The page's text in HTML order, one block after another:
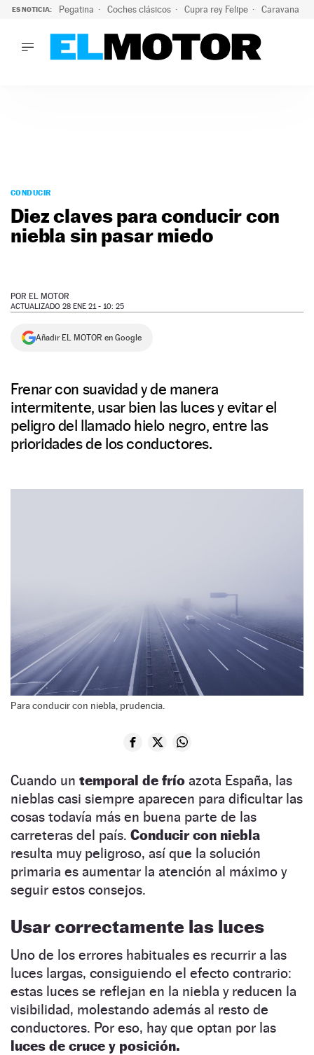
ES NOTICIA: Pegatina Coches clásicos Cupra rey Felipe Caravana
PODCAST
MOTOS
TECNOLOGÍA
SERVICIOS
NEWSLETTER
CONDUCIR
Diez claves para conducir con
niebla sin pasar miedo
POR EL MOTOR
ACTUALIZADO 28 ENE 21 - 10: 25
Añadir EL MOTOR en Google
Frenar con suavidad y de manera
intermitente, usar bien las luces y evitar el
peligro del llamado hielo negro, entre las
prioridades de los conductores.
Para conducir con niebla, prudencia.
Cuando un temporal de frío azota España, las
nieblas casi siempre aparecen para dificultar las
cosas todavía más en buena parte de las
carreteras del país. Conducir con niebla
resulta muy peligroso, así que la solución
primaria es aumentar la atención al máximo y
seguir estos consejos.
Usar correctamente las luces
Uno de los errores habituales es recurrir a las
luces largas, consiguiendo el efecto contrario:
estas luces se reflejan en la niebla y reducen la
visibilidad, molestando además al resto de
conductores. Por eso, hay que optan por las
luces de cruce y posición.